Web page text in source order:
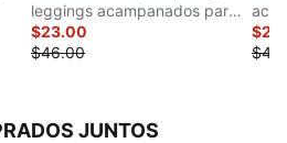
leggings acampanados para
infantes
$23.00
$46.00
JUNTOS